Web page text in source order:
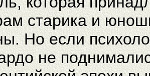
старика и
Но если
не